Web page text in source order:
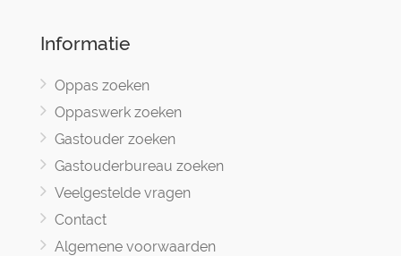
Informatie
Oppas zoeken
Oppaswerk zoeken
Gastouder zoeken
Gastouderbureau zoeken
Veelgestelde vragen
Contact
Algemene voorwaarden